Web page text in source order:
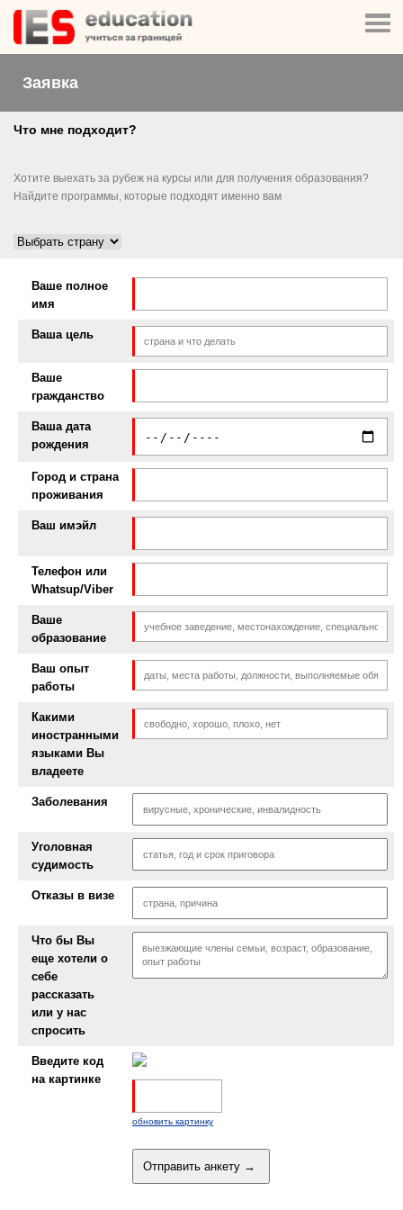
Заявка
Что мне подходит?
Хотите выехать за рубеж на курсы или для получения образования?
Найдите программы, которые подходят именно вам
Ваше полное
имя
Ваша цель
Ваше
гражданство
Ваша дата
рождения
Город и страна
проживания
Ваш имэйл
Телефон или
Whatsup/Viber
Ваше
образование
Ваш опыт
работы
Какими
иностранными
языками Вы
владеете
Заболевания
Уголовная
судимость
Отказы в визе
Что бы Вы
еще хотели о
себе
рассказать
или у нас
спросить
Введите код
на картинке
обновить картинку